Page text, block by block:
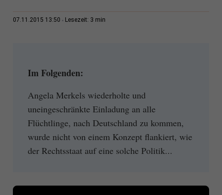
07.11.2015 13:50 Lesezeit: 3 min
Im Folgenden:
Angela Merkels wiederholte und
uneingeschränkte Einladung an alle
Flüchtlinge, nach Deutschland zu kommen,
wurde nicht von einem Konzept flankiert, wie
der Rechtsstaat auf eine solche Politik...